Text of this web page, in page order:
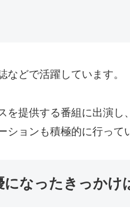
どで活躍しています。
を提供する番組に出演し
ョンも積極的に行って
になったきっかけ